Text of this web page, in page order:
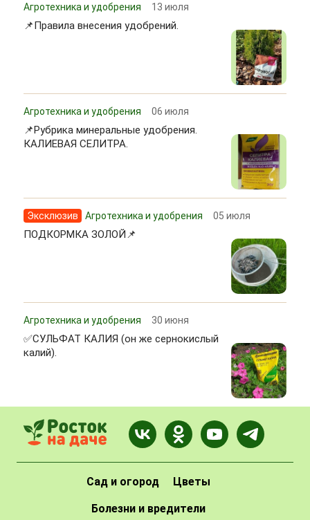
Агротехника и удобрения 13 июля
📌Правила внесения удобрений.
Агротехника и удобрения 06 июля
📌Рубрика минеральные удобрения.
КАЛИЕВАЯ СЕЛИТРА.
Эксклюзив Агротехника и удобрения 05 июля
ПОДКОРМКА ЗОЛОЙ📌
Агротехника и удобрения 30 июня
✅СУЛЬФАТ КАЛИЯ (он же сернокислый
калий).
Сад и огород Цветы
Болезни и вредители